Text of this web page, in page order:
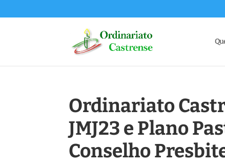
Ordinariato
JMJ23 e Plano
Conselho